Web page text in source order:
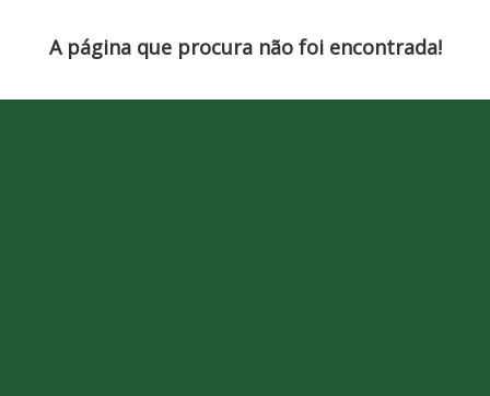
A página que procura não foi encontrada!